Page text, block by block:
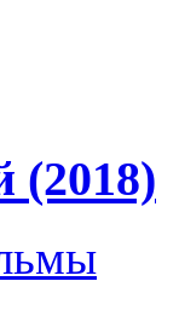
(2018)